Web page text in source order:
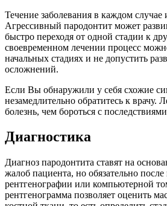
Течение заболевания в каждом случае
Агрессивный пародонтит может
быстро переходя от одной стадии к
своевременном лечении процесс
начальных стадиях и не допустить
осложнений.
Если Вы обнаружили у себя схожие
незамедлительно обратитесь к врачу.
болезнь, чем бороться с
Диагностика
Диагноз пародонтита ставят на
жалоб пациента, но обязательно
рентгенографии или компьютерной
рентгенограмма позволяет оценить